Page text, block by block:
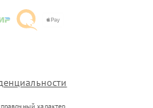
характер.